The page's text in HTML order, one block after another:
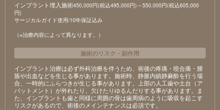
インプラント埋入施術450,000円(税込495,000円)～550,000円(税込605,000
円)
サージカルガイド使用/10年保証込み
（※治療内容によって異なります。）
施術のリスク ・ 副作用
インプラント治療は必ず外科治療を伴うため、術後の疼痛・咬合痛・腫
脹や出血などを生じる事があります。施術時、静脈内鎮静麻酔を行う場
合、一時的にふらつきが生じる事があります。上部の人工歯や土台（ア
バットメント）が外れたり、欠けたりゆるんだりする事があります。ま
た、インプラントも歯と同様に周囲の骨は歯周病のように吸収を起こす
リスクがあるので、術後のメインテナンスは必須です。